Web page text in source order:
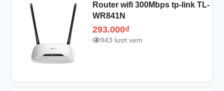
Router wifi 300Mbps tp-link TL-
WR841N
293.000₫
943 lượt xem